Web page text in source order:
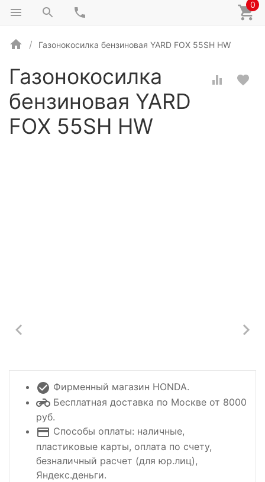
0
Газонокосилка бензиновая YARD FOX 55SH HW
Газонокосилка
бензиновая YARD
FOX 55SH HW
Фирменный магазин HONDA.
Бесплатная доставка по Москве от 8000
руб.
Способы оплаты: наличные,
пластиковые карты, оплата по счету,
безналичный расчет (для юр.лиц),
Яндекс.деньги.